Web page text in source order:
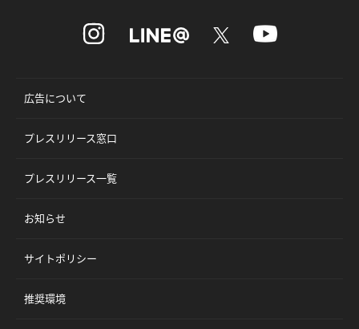
広告について
プレスリリース窓口
プレスリリース一覧
お知らせ
サイトポリシー
推奨環境